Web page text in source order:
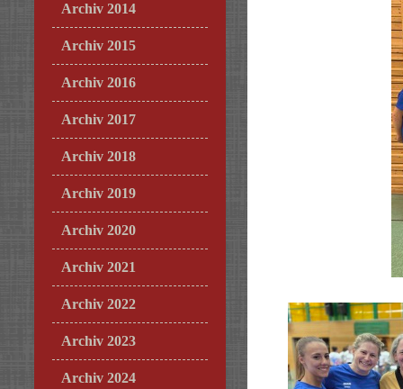
Archiv 2014
Archiv 2015
Archiv 2016
Archiv 2017
Archiv 2018
Archiv 2019
Archiv 2020
Archiv 2021
Archiv 2022
Archiv 2023
Archiv 2024